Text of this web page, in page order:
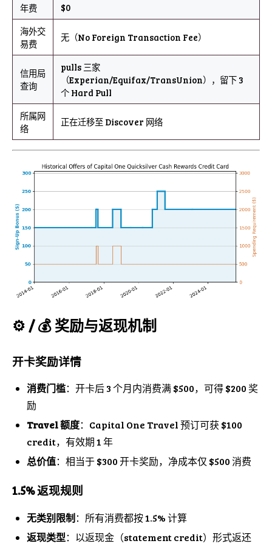
年费
$0
海外交
易费
无（No Foreign Transaction Fee）
信用局
查询
pulls 三家
（Experian/Equifax/TransUnion），留下 3
个 Hard Pull
所属网
络
正在迁移至 Discover 网络
⚙️ / 💰 奖励与返现机制
开卡奖励详情
消费门槛：开卡后 3 个月内消费满 $500，可得 $200 奖
励
Travel 额度：Capital One Travel 预订可获 $100
credit，有效期 1 年
总价值：相当于 $300 开卡奖励，净成本仅 $500 消费
1.5% 返现规则
无类别限制：所有消费都按 1.5% 计算
返现类型：以返现金（statement credit）形式返还